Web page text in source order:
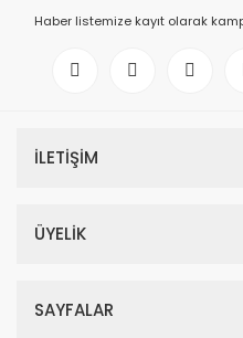
Haber listemize kayıt olarak
İLETİŞİM
ÜYELİK
SAYFALAR